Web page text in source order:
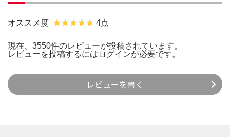
オススメ度 4点
現在、3550件のレビューが投稿されています。
レビューを投稿するには ログインが必要です。
レビューを書く